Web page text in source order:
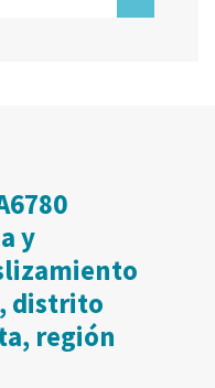
y
distrito
región